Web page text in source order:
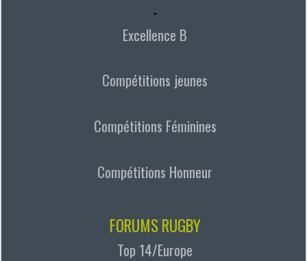
-
Excellence B
Compétitions jeunes
Compétitions Féminines
Compétitions Honneur
FORUMS RUGBY
Top 14/Europe